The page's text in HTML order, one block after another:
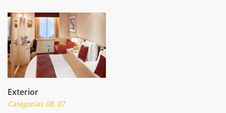
Exterior
Categorías 08, 07